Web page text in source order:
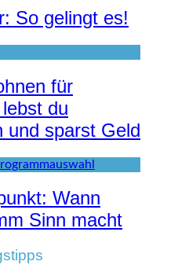
So gelingt es!
für
du
und sparst Geld
Wann
Sinn macht